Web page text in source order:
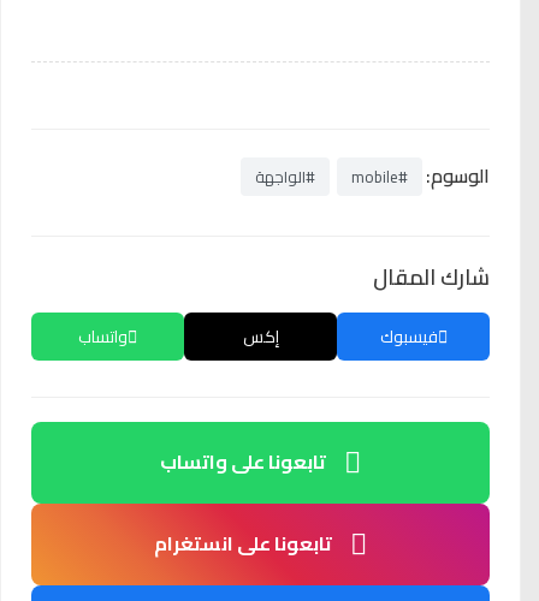
الوسوم: #mobile #الواجهة
شارك المقال
فيسبوك إكس واتساب
تابعونا على واتساب
تابعونا على انستغرام